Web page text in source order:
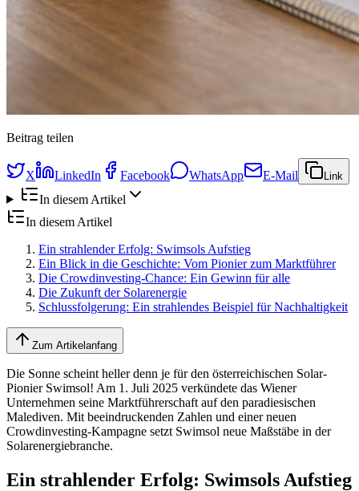
Beitrag teilen
X LinkedIn Facebook WhatsApp E-Mail Link
In diesem Artikel
In diesem Artikel
Ein strahlender Erfolg: Swimsols Aufstieg
Ein Blick in die Geschichte: Vom Pionier zum Marktführer
Die Crowdinvesting-Chance: Ein Gewinn für alle
Die Zukunft der Solarenergie
Schlussfolgerung: Ein strahlendes Beispiel für Nachhaltigkeit
Zum Artikelanfang
Die Sonne scheint heller denn je für den österreichischen Solar-
Pionier Swimsol! Am 1. Juli 2025 verkündete das Wiener
Unternehmen seine Marktführerschaft auf den paradiesischen
Malediven. Mit beeindruckenden Zahlen und einer neuen
Crowdinvesting-Kampagne setzt Swimsol neue Maßstäbe in der
Solarenergiebranche.
Ein strahlender Erfolg: Swimsols Aufstieg